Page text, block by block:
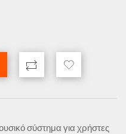
σύστημα για χρήστες